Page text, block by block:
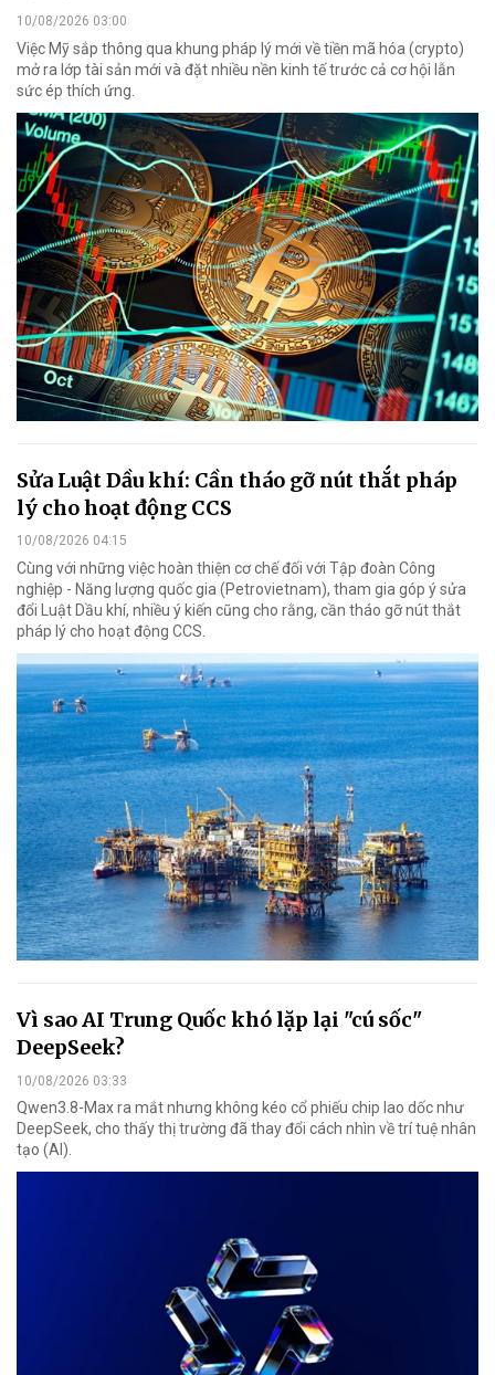
10/08/2026 03:00
Việc Mỹ sắp thông qua khung pháp lý mới về tiền mã hóa (crypto)
mở ra lớp tài sản mới và đặt nhiều nền kinh tế trước cả cơ hội lẫn
sức ép thích ứng.
Sửa Luật Dầu khí: Cần tháo gỡ nút thắt pháp
lý cho hoạt động CCS
10/08/2026 04:15
Cùng với những việc hoàn thiện cơ chế đối với Tập đoàn Công
nghiệp - Năng lượng quốc gia (Petrovietnam), tham gia góp ý sửa
đổi Luật Dầu khí, nhiều ý kiến cũng cho rằng, cần tháo gỡ nút thắt
pháp lý cho hoạt động CCS.
Vì sao AI Trung Quốc khó lặp lại "cú sốc"
DeepSeek?
10/08/2026 03:33
Qwen3.8-Max ra mắt nhưng không kéo cổ phiếu chip lao dốc như
DeepSeek, cho thấy thị trường đã thay đổi cách nhìn về trí tuệ nhân
tạo (AI).